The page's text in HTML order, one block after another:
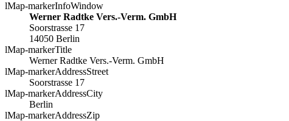
lMap-markerInfoWindow
Werner Radtke Vers.-Verm. GmbH
Soorstrasse 17
14050 Berlin
lMap-markerTitle
Werner Radtke Vers.-Verm. GmbH
lMap-markerAddressStreet
Soorstrasse 17
lMap-markerAddressCity
Berlin
lMap-markerAddressZip